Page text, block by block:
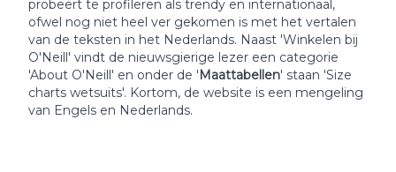
probeert te profileren als trendy en internationaal,
ofwel nog niet heel ver gekomen is met het vertalen
van de teksten in het Nederlands. Naast 'Winkelen bij
O'Neill' vindt de nieuwsgierige lezer een categorie
'About O'Neill' en onder de 'Maattabellen' staan 'Size
charts wetsuits'. Kortom, de website is een mengeling
van Engels en Nederlands.